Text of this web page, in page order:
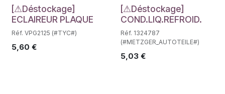
Déstockage
[⚠Déstockage]
ECLAIREUR PLAQUE
Réf. VPG2125 (#TYC#)
5,60 €
Déstockage
[⚠Déstockage]
COND.LIQ.REFROID.
Réf. 1324787
(#METZGER_AUTOTEILE#)
5,03€